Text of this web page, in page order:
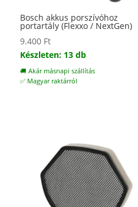
Bosch akkus porszívóhoz
portartály (Flexxo / NextGen)
9.400 Ft
Készleten: 13 db
🚚 Akár másnapi szállítás
✅ Magyar raktárról